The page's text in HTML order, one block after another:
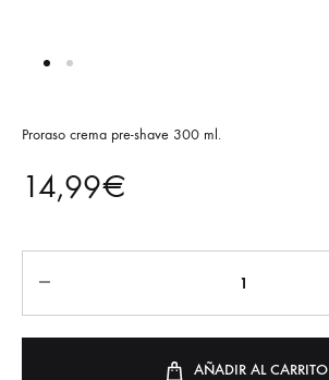
Proraso crema pre-shave 300 ml.
14,99€
AÑADIR AL CARRITO